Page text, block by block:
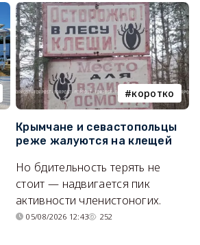
коротко
Крымчане и севастопольцы
реже жалуются на клещей
Но бдительность терять не
стоит — надвигается пик
активности членистоногих.
05/08/2026 12:43 252